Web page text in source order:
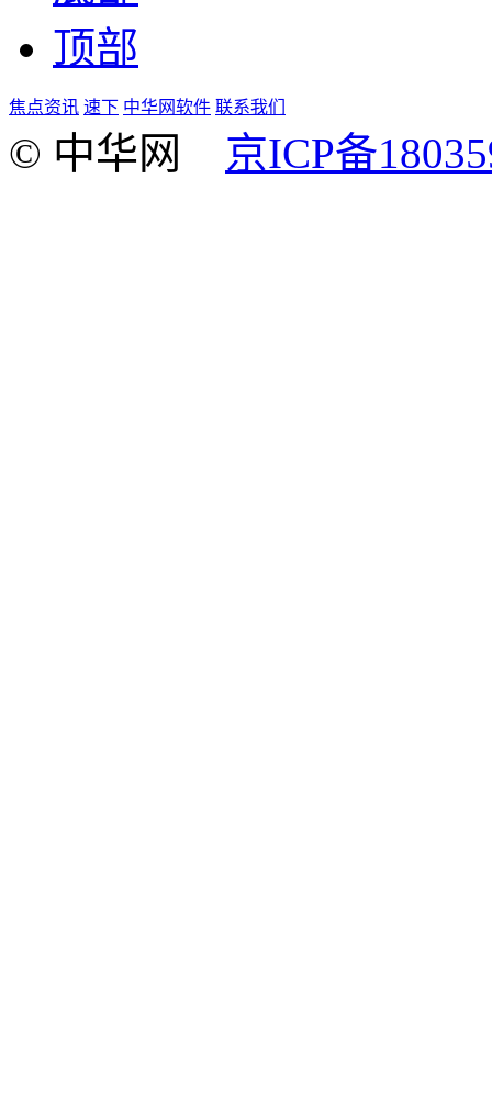
顶部
焦点资讯 速下 中华网软件 联系我们
© 中华网 京ICP备